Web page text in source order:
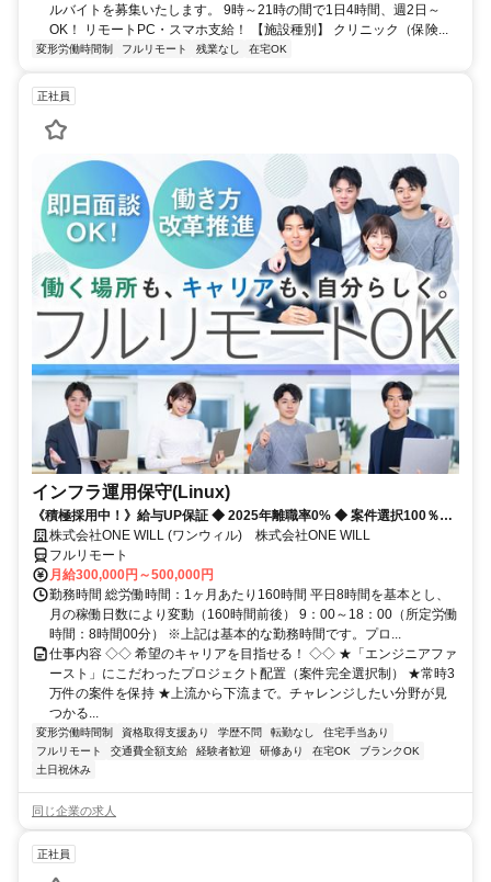
ルバイトを募集いたします。 9時～21時の間で1日4時間、週2日～
OK！ リモートPC・スマホ支給！ 【施設種別】 クリニック（保険...
変形労働時間制 フルリモート 残業なし 在宅OK
正社員
インフラ運用保守(Linux)
《積極採用中！》給与UP保証 ◆ 2025年離職率0% ◆ 案件選択100％！
◆ 平均残業7時間！
株式会社ONE WILL (ワンウィル) 株式会社ONE WILL
フルリモート
月給300,000円～500,000円
勤務時間 総労働時間：1ヶ月あたり160時間 平日8時間を基本とし、
月の稼働日数により変動（160時間前後） 9：00～18：00（所定労働
時間：8時間00分） ※上記は基本的な勤務時間です。プロ...
仕事内容 ◇◇ 希望のキャリアを目指せる！ ◇◇ ★「エンジニアファ
ースト」にこだわったプロジェクト配置（案件完全選択制） ★常時3
万件の案件を保持 ★上流から下流まで。チャレンジしたい分野が見
つかる...
変形労働時間制 資格取得支援あり 学歴不問 転勤なし
住宅手当あり
フルリモート
交通費全額支給 経験者歓迎 研修あり 在宅OK
ブランクOK
土日祝休み
同じ企業の求人
正社員